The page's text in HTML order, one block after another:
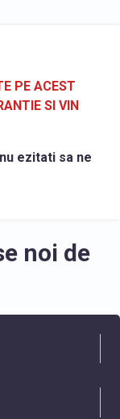
PE ACEST
SI VIN
ezitati sa ne
noi de